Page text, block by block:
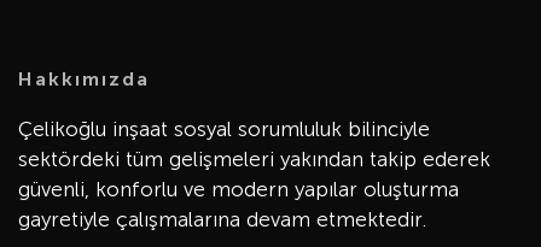
Hakkımızda
Çelikoğlu inşaat sosyal sorumluluk bilinciyle
sektördeki tüm gelişmeleri yakından takip ederek
güvenli, konforlu ve modern yapılar oluşturma
gayretiyle çalışmalarına devam etmektedir.